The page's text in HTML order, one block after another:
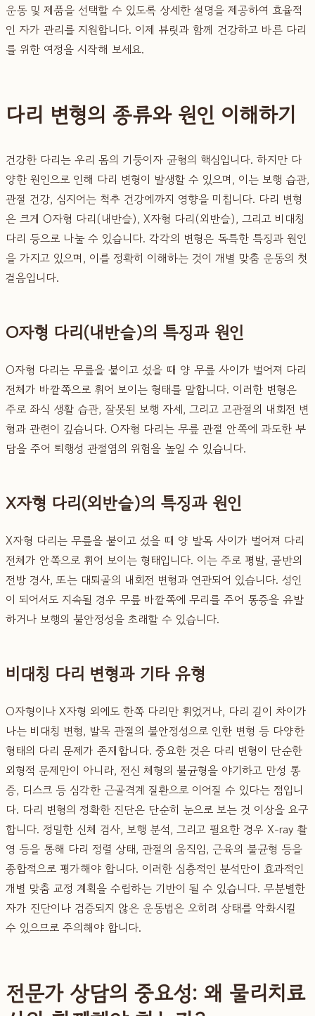
운동 및 제품을 선택할 수 있도록 상세한 설명을 제공하여 효율적
인 자가 관리를 지원합니다. 이제 뷰릿과 함께 건강하고 바른 다리
를 위한 여정을 시작해 보세요.
다리 변형의 종류와 원인 이해하기
건강한 다리는 우리 몸의 기둥이자 균형의 핵심입니다. 하지만 다
양한 원인으로 인해 다리 변형이 발생할 수 있으며, 이는 보행 습관,
관절 건강, 심지어는 척추 건강에까지 영향을 미칩니다. 다리 변형
은 크게 O자형 다리(내반슬), X자형 다리(외반슬), 그리고 비대칭
다리 등으로 나눌 수 있습니다. 각각의 변형은 독특한 특징과 원인
을 가지고 있으며, 이를 정확히 이해하는 것이 개별 맞춤 운동의 첫
걸음입니다.
O자형 다리(내반슬)의 특징과 원인
O자형 다리는 무릎을 붙이고 섰을 때 양 무릎 사이가 벌어져 다리
전체가 바깥쪽으로 휘어 보이는 형태를 말합니다. 이러한 변형은
주로 좌식 생활 습관, 잘못된 보행 자세, 그리고 고관절의 내회전 변
형과 관련이 깊습니다. O자형 다리는 무릎 관절 안쪽에 과도한 부
담을 주어 퇴행성 관절염의 위험을 높일 수 있습니다.
X자형 다리(외반슬)의 특징과 원인
X자형 다리는 무릎을 붙이고 섰을 때 양 발목 사이가 벌어져 다리
전체가 안쪽으로 휘어 보이는 형태입니다. 이는 주로 평발, 골반의
전방 경사, 또는 대퇴골의 내회전 변형과 연관되어 있습니다. 성인
이 되어서도 지속될 경우 무릎 바깥쪽에 무리를 주어 통증을 유발
하거나 보행의 불안정성을 초래할 수 있습니다.
비대칭 다리 변형과 기타 유형
O자형이나 X자형 외에도 한쪽 다리만 휘었거나, 다리 길이 차이가
나는 비대칭 변형, 발목 관절의 불안정성으로 인한 변형 등 다양한
형태의 다리 문제가 존재합니다. 중요한 것은 다리 변형이 단순한
외형적 문제만이 아니라, 전신 체형의 불균형을 야기하고 만성 통
증, 디스크 등 심각한 근골격계 질환으로 이어질 수 있다는 점입니
다. 다리 변형의 정확한 진단은 단순히 눈으로 보는 것 이상을 요구
합니다. 정밀한 신체 검사, 보행 분석, 그리고 필요한 경우 X-ray 촬
영 등을 통해 다리 정렬 상태, 관절의 움직임, 근육의 불균형 등을
종합적으로 평가해야 합니다. 이러한 심층적인 분석만이 효과적인
개별 맞춤 교정 계획을 수립하는 기반이 될 수 있습니다. 무분별한
자가 진단이나 검증되지 않은 운동법은 오히려 상태를 악화시킬
수 있으므로 주의해야 합니다.
전문가 상담의 중요성: 왜 물리치료